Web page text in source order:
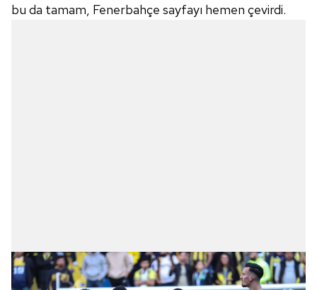
bu da tamam, Fenerbahçe sayfayı hemen çevirdi.